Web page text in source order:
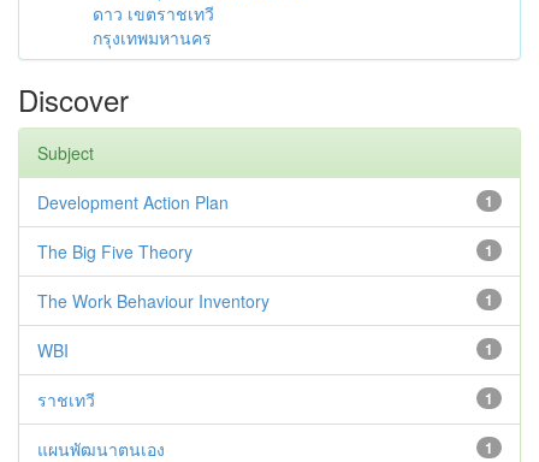
ดาว เขตราชเทวี
กรุงเทพมหานคร
Discover
Subject
1
Development Action Plan
1
The Big Five Theory
1
The Work Behaviour Inventory
1
WBI
1
ราชเทวี
1
แผนพัฒนาตนเอง